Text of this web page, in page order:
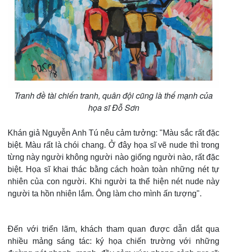
Tranh đề tài chiến tranh, quân đội cũng là thế mạnh của
họa sĩ Đỗ Sơn
Khán giả Nguyễn Anh Tú nêu cảm tưởng: "Màu sắc rất đặc
biệt. Màu rất là chói chang. Ở đây họa sĩ vẽ nude thì trong
từng này người không người nào giống người nào, rất đặc
biệt. Họa sĩ khai thác bằng cách hoàn toàn những nét tự
nhiên của con người. Khi người ta thể hiện nét nude này
người ta hồn nhiên lắm. Ông làm cho mình ấn tượng".
Đến với triển lãm, khách tham quan được dẫn dắt qua
nhiều mảng sáng tác: ký họa chiến trường với những